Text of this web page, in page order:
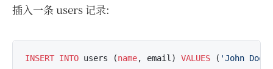
插入一条 users 记录:
INSERT INTO users (name, email) VALUES ( 'John Doe'